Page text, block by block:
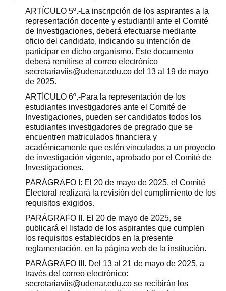
ARTÍCULO 5º.-La inscripción de los aspirantes a la
representación docente y estudiantil ante el Comité
de Investigaciones, deberá efectuarse mediante
oficio del candidato, indicando su intención de
participar en dicho organismo. Este documento
deberá remitirse al correo electrónico
secretariaviis@udenar.edu.co del 13 al 19 de mayo
de 2025.
ARTÍCULO 6º.-Para la representación de los
estudiantes investigadores ante el Comité de
Investigaciones, pueden ser candidatos todos los
estudiantes investigadores de pregrado que se
encuentren matriculados financiera y
académicamente que estén vinculados a un proyecto
de investigación vigente, aprobado por el Comité de
Investigaciones.
PARÁGRAFO I: El 20 de mayo de 2025, el Comité
Electoral realizará la revisión del cumplimiento de los
requisitos exigidos.
PARÁGRAFO II. El 20 de mayo de 2025, se
publicará el listado de los aspirantes que cumplen
los requisitos establecidos en la presente
reglamentación, en la página web de la institución.
PARÁGRAFO III. Del 13 al 21 de mayo de 2025, a
través del correo electrónico:
secretariaviis@udenar.edu.co se recibirán los